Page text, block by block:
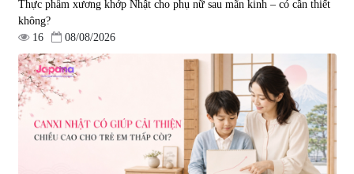
Thực phẩm xương khớp Nhật cho phụ nữ sau mãn kinh – có cần thiết
không?
16
08/08/2026